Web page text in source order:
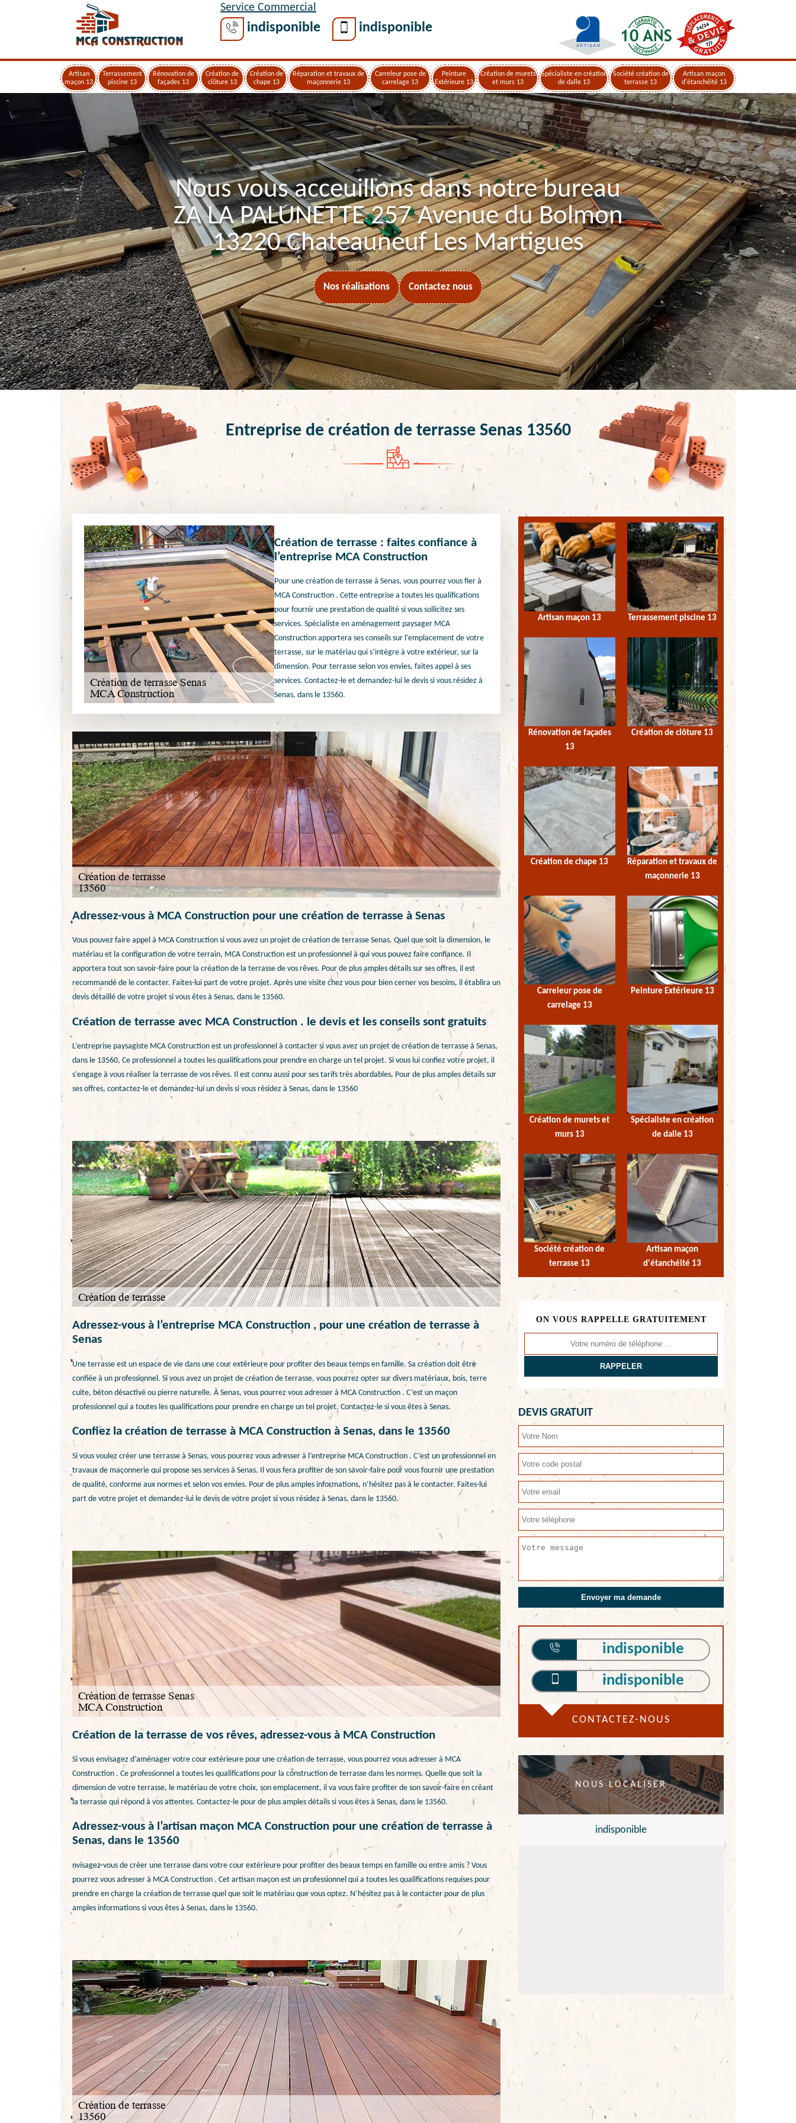
Service Commercial
indisponible indisponible
Artisan
maçon 13
Terrassement
piscine 13
Rénovation de
façades 13
Création de
clôture 13
Création de
chape 13
Réparation et travaux de
maçonnerie 13
Carreleur pose de
carrelage 13
Peinture
Extérieure 13
Création de murets
et murs 13
Spécialiste en création
de dalle 13
Société création de
terrasse 13
Artisan maçon
d'étanchéité 13
Nous vous acceuillons dans notre bureau
ZA LA PALUNETTE 257 Avenue du Bolmon
13220 Chateauneuf Les Martigues
Nos réalisations Contactez nous
Entreprise de création de terrasse Senas 13560
Création de terrasse : faites confiance à
l’entreprise MCA Construction
Pour une création de terrasse à Senas, vous pourrez vous fier à
MCA Construction . Cette entreprise a toutes les qualifications
pour fournir une prestation de qualité si vous sollicitez ses
services. Spécialiste en aménagement paysager MCA
Construction apportera ses conseils sur l’emplacement de votre
terrasse, sur le matériau qui s’intègre à votre extérieur, sur la
dimension. Pour terrasse selon vos envies, faites appel à ses
services. Contactez-le et demandez-lui le devis si vous résidez à
Senas, dans le 13560.
Adressez-vous à MCA Construction pour une création de terrasse à Senas
Vous pouvez faire appel à MCA Construction si vous avez un projet de création de terrasse Senas. Quel que soit la dimension, le
matériau et la configuration de votre terrain, MCA Construction est un professionnel à qui vous pouvez faire confiance. Il
apportera tout son savoir-faire pour la création de la terrasse de vos rêves. Pour de plus amples détails sur ses offres, il est
recommandé de le contacter. Faites-lui part de votre projet. Après une visite chez vous pour bien cerner vos besoins, il établira un
devis détaillé de votre projet si vous êtes à Senas, dans le 13560.
Création de terrasse avec MCA Construction . le devis et les conseils sont gratuits
L’entreprise paysagiste MCA Construction est un professionnel à contacter si vous avez un projet de création de terrasse à Senas,
dans le 13560, Ce professionnel a toutes les qualifications pour prendre en charge un tel projet. Si vous lui confiez votre projet, il
s’engage à vous réaliser la terrasse de vos rêves. Il est connu aussi pour ses tarifs très abordables. Pour de plus amples détails sur
ses offres, contactez-le et demandez-lui un devis si vous résidez à Senas, dans le 13560
Adressez-vous à l’entreprise MCA Construction , pour une création de terrasse à
Senas
Une terrasse est un espace de vie dans une cour extérieure pour profiter des beaux temps en famille. Sa création doit être
confiée à un professionnel. Si vous avez un projet de création de terrasse, vous pourrez opter sur divers matériaux, bois, terre
cuite, béton désactivé ou pierre naturelle. À Senas, vous pourrez vous adresser à MCA Construction . C’est un maçon
professionnel qui a toutes les qualifications pour prendre en charge un tel projet. Contactez-le si vous êtes à Senas.
Confiez la création de terrasse à MCA Construction à Senas, dans le 13560
Si vous voulez créer une terrasse à Senas, vous pourrez vous adresser à l’entreprise MCA Construction . C’est un professionnel en
travaux de maçonnerie qui propose ses services à Senas. Il vous fera profiter de son savoir-faire pour vous fournir une prestation
de qualité, conforme aux normes et selon vos envies. Pour de plus amples informations, n’hésitez pas à le contacter. Faites-lui
part de votre projet et demandez-lui le devis de votre projet si vous résidez à Senas, dans le 13560.
Création de la terrasse de vos rêves, adressez-vous à MCA Construction
Si vous envisagez d’aménager votre cour extérieure pour une création de terrasse, vous pourrez vous adresser à MCA
Construction . Ce professionnel a toutes les qualifications pour la construction de terrasse dans les normes. Quelle que soit la
dimension de votre terrasse, le matériau de votre choix, son emplacement, il va vous faire profiter de son savoir-faire en créant
la terrasse qui répond à vos attentes. Contactez-le pour de plus amples détails si vous êtes à Senas, dans le 13560.
Adressez-vous à l’artisan maçon MCA Construction pour une création de terrasse à
Senas, dans le 13560
nvisagez-vous de créer une terrasse dans votre cour extérieure pour profiter des beaux temps en famille ou entre amis ? Vous
pourrez vous adresser à MCA Construction . Cet artisan maçon est un professionnel qui a toutes les qualifications requises pour
prendre en charge la création de terrasse quel que soit le matériau que vous optez. N’hésitez pas à le contacter pour de plus
amples informations si vous êtes à Senas, dans le 13560.
Artisan maçon 13 Terrassement piscine 13
Rénovation de façades
13
Création de clôture 13
Création de chape 13
Réparation et travaux de
maçonnerie 13
Carreleur pose de
carrelage 13
Peinture Extérieure 13
Création de murets et
murs 13
Spécialiste en création
de dalle 13
Société création de
terrasse 13
Artisan maçon
d'étanchéité 13
ON VOUS RAPPELLE GRATUITEMENT
DEVIS GRATUIT
indisponible
indisponible
CONTACTEZ-NOUS
NOUS LOCALISER
indisponible